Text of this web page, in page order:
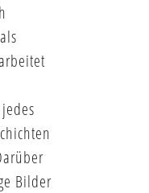
Bilder